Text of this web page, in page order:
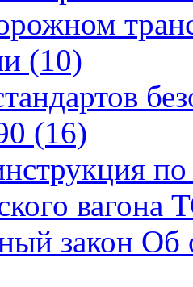
(10)
(16)
закон